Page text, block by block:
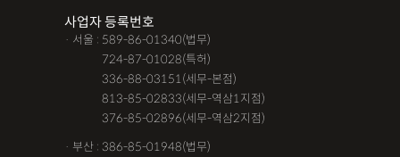
사업자 등록번호
· 서울 : 589-86-01340(법무)
724-87-01028(특허)
336-88-03151(세무-본점)
813-85-02833(세무-역삼1지점)
376-85-02896(세무-역삼2지점)
· 부산 : 386-85-01948(법무)